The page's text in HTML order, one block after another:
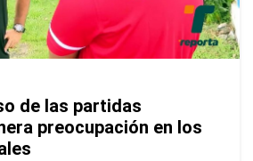
de las partidas
preocupación en los